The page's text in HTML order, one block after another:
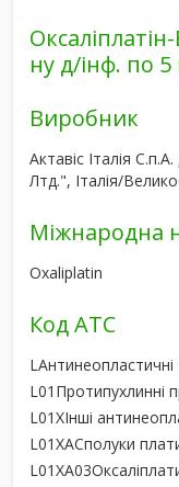
ну д/інф. по
Виробник
Актавіс Італія
Лтд.", Італія/
Міжнародна
Oxaliplatin
Код АТС
LАнтинеопластичні
L01 Протипухлинні
L01XІнші
L01XAСполуки
L01XA03